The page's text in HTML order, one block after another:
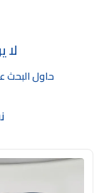
حاول البحث